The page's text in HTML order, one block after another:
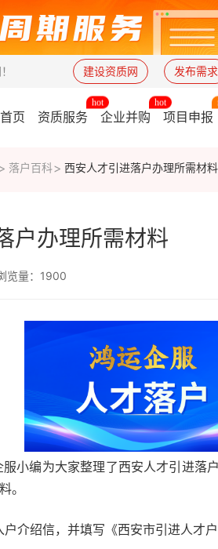
建设资质网 发布需求
首页 资质服务 企业并购 项目申报
落户百科 西安人才引进落户办理所需材料
户办理所需材料
览量：1900
编为大家整理了西安人才引进落
。
户介绍信，并填写《西安市引进人才